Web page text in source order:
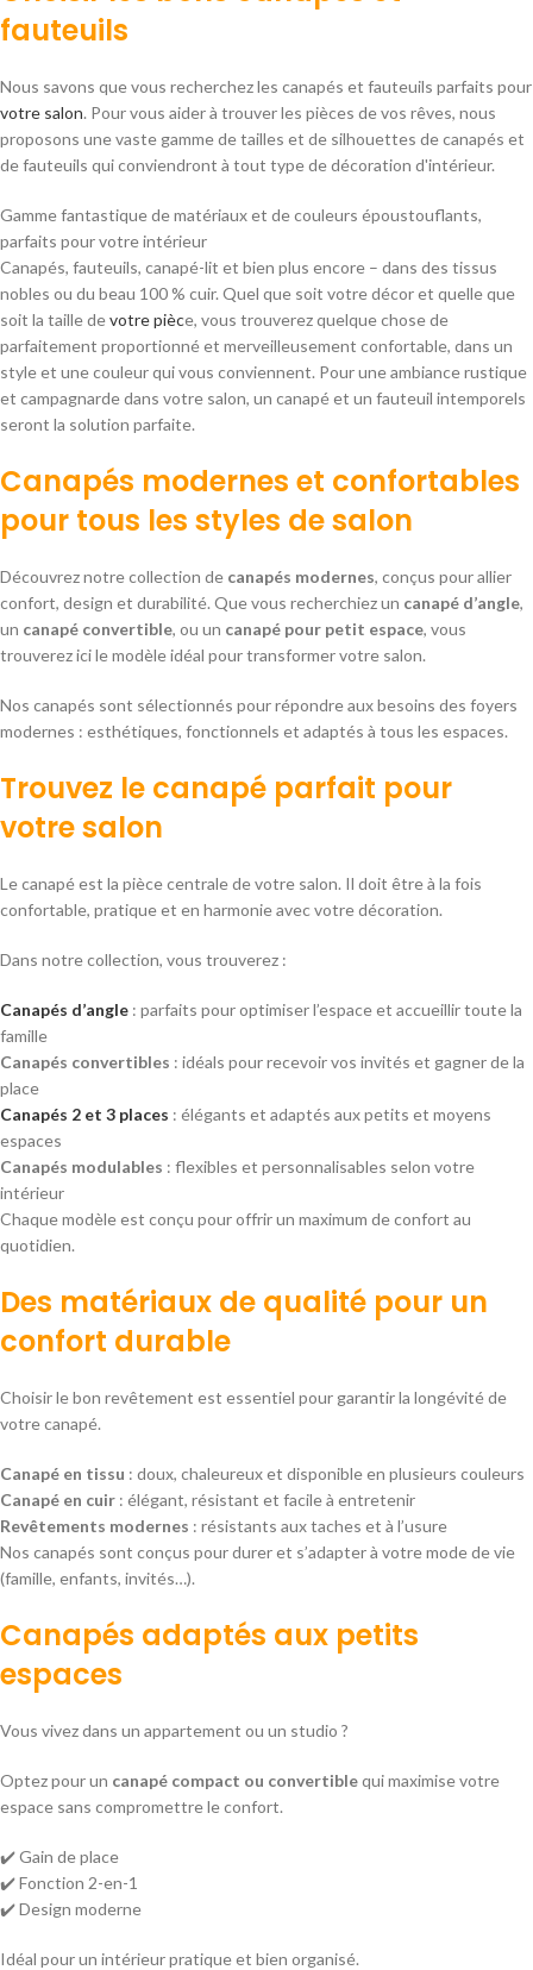
fauteuils
Nous savons que vous recherchez les canapés et fauteuils parfaits pour
votre salon. Pour vous aider à trouver les pièces de vos rêves, nous
proposons une vaste gamme de tailles et de silhouettes de canapés et
de fauteuils qui conviendront à tout type de décoration d'intérieur.
Gamme fantastique de matériaux et de couleurs époustouflants,
parfaits pour votre intérieur
Canapés, fauteuils, canapé-lit et bien plus encore – dans des tissus
nobles ou du beau 100 % cuir. Quel que soit votre décor et quelle que
soit la taille devotre pièce, vous trouverez quelque chose de
parfaitement proportionné et merveilleusement confortable, dans un
style et une couleur qui vous conviennent. Pour une ambiance rustique
et campagnarde dans votre salon, un canapé et un fauteuil intemporels
seront la solution parfaite.
Canapés modernes et confortables
pour tous les styles de salon
Découvrez notre collection de canapés modernes, conçus pour allier
confort, design et durabilité. Que vous recherchiez un canapé d’angle,
un canapé convertible, ou un canapé pour petit espace, vous
trouverez ici le modèle idéal pour transformer votre salon.
Nos canapés sont sélectionnés pour répondre aux besoins des foyers
modernes : esthétiques, fonctionnels et adaptés à tous les espaces.
Trouvez le canapé parfait pour
votre salon
Le canapé est la pièce centrale de votre salon. Il doit être à la fois
confortable, pratique et en harmonie avec votre décoration.
Dans notre collection, vous trouverez :
Canapés d’angle : parfaits pour optimiser l’espace et accueillir toute la
famille
Canapés convertibles : idéals pour recevoir vos invités et gagner de la
place
Canapés 2 et 3 places : élégants et adaptés aux petits et moyens
espaces
Canapés modulables : flexibles et personnalisables selon votre
intérieur
Chaque modèle est conçu pour offrir un maximum de confort au
quotidien.
Des matériaux de qualité pour un
confort durable
Choisir le bon revêtement est essentiel pour garantir la longévité de
votre canapé.
Canapé en tissu : doux, chaleureux et disponible en plusieurs couleurs
Canapé en cuir : élégant, résistant et facile à entretenir
Revêtements modernes : résistants aux taches et à l’usure
Nos canapés sont conçus pour durer et s’adapter à votre mode de vie
(famille, enfants, invités…).
Canapés adaptés aux petits
espaces
Vous vivez dans un appartement ou un studio ?
Optez pour un canapé compact ou convertiblequi maximise votre
espace sans compromettre le confort.
✔️ Gain de place
✔️ Fonction 2-en-1
✔️ Design moderne
Idéal pour un intérieur pratique et bien organisé.